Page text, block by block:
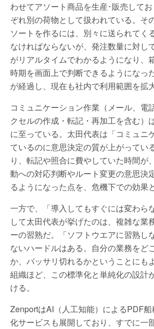
わせてアソート商品を生産･販売して
ぞれ別の荷物として扱われている。そ
ソートを作るには、別々に送られてく
なければならないが、発注数量に対し
がリアルタイムでわかるようになり、
時期を画面上で判断できるようになっ
が経過し、現在も社内で利用範囲を拡
コミュニケーション作業（メール、電
クセルの作成・転記・再加工を含む）
に至っている。太田代表は「コミュニ
ているのに意思決定の質が上がってい
り、転記や照合に費やしていた時間が
動への対応判断やルート変更の意思決
るようになった点を、危機下での効果
一方で、「導入してもすぐには変わら
して太田代表が挙げたのは、複雑な業
ーの習熟だ。「ソフトウエアに習熟し
ないハードルはある。自分の業務をど
か、バッサリ切れるかということにも
組織ほど、この標準化と単純化の設計
ける。
ZenportはAI（人工知能）によるPDF
化サービスも展開しており、すでに一